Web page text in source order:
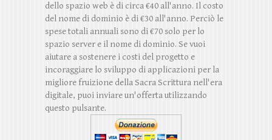
dello spazio web è di circa €40 all'anno. Il costo
del nome di dominio è di €30 all'anno. Perciò le
spese totali annuali sono di €70 solo per lo
spazio server e il nome di dominio. Se vuoi
aiutare a sostenere i costi del progetto e
incoraggiare lo sviluppo di applicazioni per la
migliore fruizione della Sacra Scrittura nell'era
digitale, puoi inviare un'offerta utilizzando
questo pulsante.